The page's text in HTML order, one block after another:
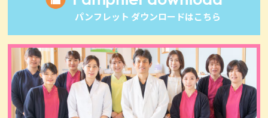
パンフレット ダウンロードはこちら